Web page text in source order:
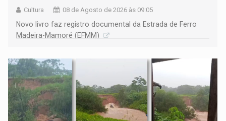
Cultura 08 de Agosto de 2026 às 09:05
Novo livro faz registro documental da Estrada de Ferro
Madeira-Mamoré (EFMM)